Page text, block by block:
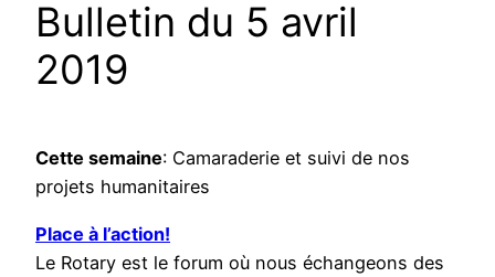
Bulletin du 5 avril
2019
Cette semaine: Camaraderie et suivi de nos
projets humanitaires
Place à l’action!
Le Rotary est le forum où nous échangeons des